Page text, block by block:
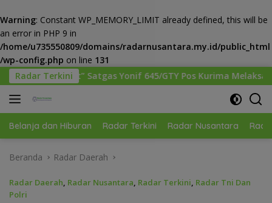
Warning: Constant WP_MEMORY_LIMIT already defined, this will be
an error in PHP 9 in
/home/u735550809/domains/radarnusantara.my.id/public_html
/wp-config.php on line 131
Langsung
ke
konten
Radar Terkini
Yonif 645/GTY Pos Kurima Melaksanakan Pelayanan
Belanja dan Hiburan Radar Terkini Radar Nusantara
Beranda Radar Daerah
Radar Daerah, Radar Nusantara, Radar Terkini, Radar Tni Dan
Polri